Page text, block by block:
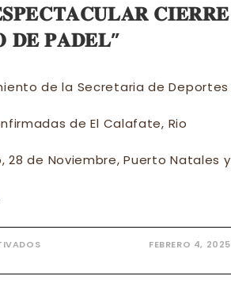
𝐂𝐈𝐄𝐑𝐑𝐄
𝐃𝐄 𝐏𝐀𝐃𝐄𝐋”
de la Secretaria de Deportes
de El Calafate, Rio
28 de Noviembre, Puerto Natales y
EN
𝐂𝐈𝐄𝐑𝐑𝐄
FEBRERO 4, 2025